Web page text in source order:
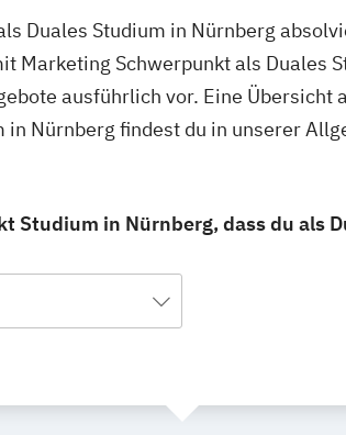
Duales Studium in Nürnberg
Marketing Schwerpunkt als Duales
ausführlich vor. Eine Übersicht
Nürnberg findest du in unserer
Studium in Nürnberg, dass du als